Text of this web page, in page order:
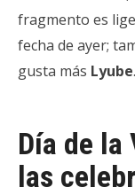
fragmento es
fecha de ayer;
gusta más Lyube.
Día de
las